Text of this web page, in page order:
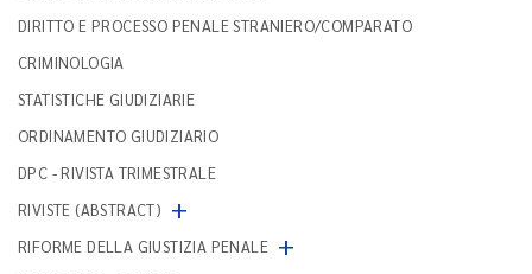
DIRITTO E PROCESSO PENALE STRANIERO/COMPARATO
CRIMINOLOGIA
STATISTICHE GIUDIZIARIE
ORDINAMENTO GIUDIZIARIO
DPC - RIVISTA TRIMESTRALE
RIVISTE (ABSTRACT) +
RIFORME DELLA GIUSTIZIA PENALE +